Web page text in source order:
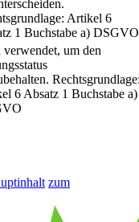
Artikel 6
1 Buchstabe a) DSGVO
verwendet, um den
6 Absatz 1 Buchstabe a)
zum